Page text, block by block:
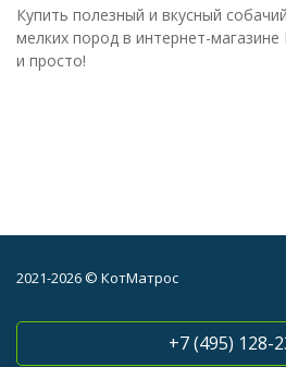
Купить полезный и вкусный
мелких пород в интернет-
и просто!
2021-2026 © КотМатрос
+7 (495) 128-